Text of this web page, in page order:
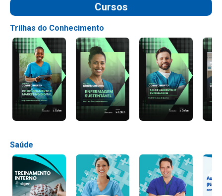
Cursos
Trilhas do Conhecimento
Saúde